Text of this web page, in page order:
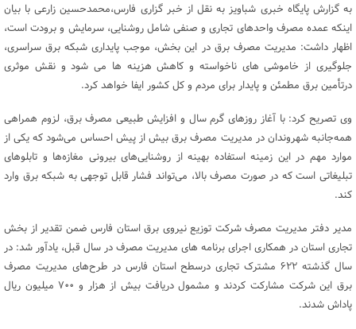
به گزارش پایگاه خبری شباویز به نقل از خبر گزاری فارس،محمدحسین زارعی با بیان
اینکه عمده مصرف واحد‌های تجاری و صنفی شامل روشنایی، سرمایش و برودت است،
اظهار داشت: مدیریت مصرف برق در این بخش، موجب پایداری شبکه برق سراسری،
جلوگیری از خاموشی های ناخواسته و کاهش هزینه ها می شود و نقش موثری
درتأمین برق مطمئن و پایدار برای مردم و کل کشور ایفا خواهد کرد.
وی تصریح کرد: با آغاز روزهای گرم سال و افزایش طبیعی مصرف برق، لزوم همراهی
همه‌جانبه شهروندان در مدیریت مصرف برق بیش از پیش احساس می‌شود که یکی از
موارد مهم در این زمینه استفاده بهینه از روشنایی‌های بیرونی مغازه‌ها و تابلوهای
تبلیغاتی است که در صورت مصرف بالا، می‌تواند فشار قابل توجهی به شبکه برق وارد
کند.
مدیر دفتر مدیریت مصرف شرکت توزیع نیروی برق استان فارس ضمن تقدیر از بخش
تجاری استان در همکاری اجرای برنامه های مدیریت مصرف در سال قبل، یادآور شد: در
سال گذشته ۶۲۲ مشترک تجاری درسطح استان فارس در طرح‌های مدیریت مصرف
برق این شرکت مشارکت کردند و مشمول دریافت بیش از هزار و ۷۰۰ میلیون ریال
پاداش شدند.